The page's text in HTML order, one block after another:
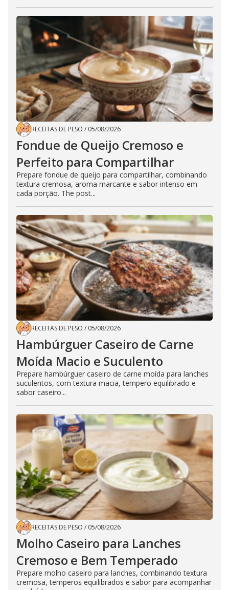
RECEITAS DE PESO / 05/08/2026
Fondue de Queijo Cremoso e
Perfeito para Compartilhar
Prepare fondue de queijo para compartilhar, combinando
textura cremosa, aroma marcante e sabor intenso em
cada porção. The post...
RECEITAS DE PESO / 05/08/2026
Hambúrguer Caseiro de Carne
Moída Macio e Suculento
Prepare hambúrguer caseiro de carne moída para lanches
suculentos, com textura macia, tempero equilibrado e
sabor caseiro...
RECEITAS DE PESO / 05/08/2026
Molho Caseiro para Lanches
Cremoso e Bem Temperado
Prepare molho caseiro para lanches, combinando textura
cremosa, temperos equilibrados e sabor para acompanhar